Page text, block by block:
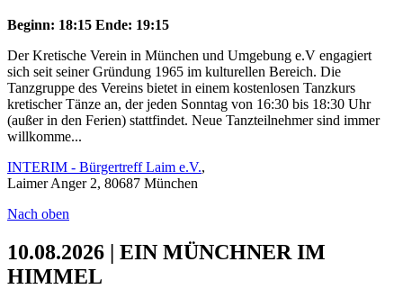
Beginn: 18:15 Ende: 19:15
Der Kretische Verein in München und Umgebung e.V engagiert
sich seit seiner Gründung 1965 im kulturellen Bereich. Die
Tanzgruppe des Vereins bietet in einem kostenlosen Tanzkurs
kretischer Tänze an, der jeden Sonntag von 16:30 bis 18:30 Uhr
(außer in den Ferien) stattfindet. Neue Tanzteilnehmer sind immer
willkomme...
INTERIM - Bürgertreff Laim e.V.,
Laimer Anger 2, 80687 München
Nach oben
10.08.2026 | EIN MÜNCHNER IM
HIMMEL